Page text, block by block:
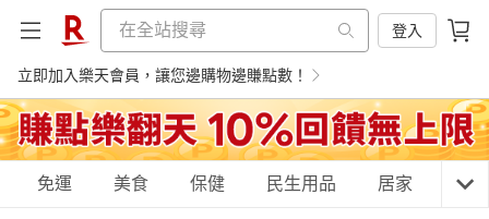
登入
立即加入樂天會員，讓您邊購物邊賺點數！
購物網分類
免運 美食 保健 民生用品 居家 3C